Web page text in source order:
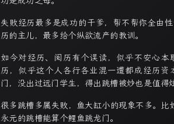
失败经历最多是成功的干爹，帮不帮你全由
历的主儿，最多给个纵欲流产的教训。
如今对经历、阅历有个误读，似乎不安心
历，似乎这个人各行各业混一遭都成经历资
门，没出过远门学生，得出跳槽被炒也是值得
很多跳槽多属失败，鱼大缸小的现象不多。比
永元的跳槽能算个鲤鱼跳龙门。